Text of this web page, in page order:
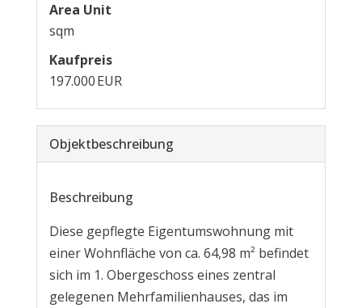
Area Unit
sqm
Kaufpreis
197.000 EUR
Objekt­beschreibung
Beschreibung
Diese gepflegte Eigentumswohnung mit
einer Wohnfläche von ca. 64,98 m² befindet
sich im 1. Obergeschoss eines zentral
gelegenen Mehrfamilienhauses, das im